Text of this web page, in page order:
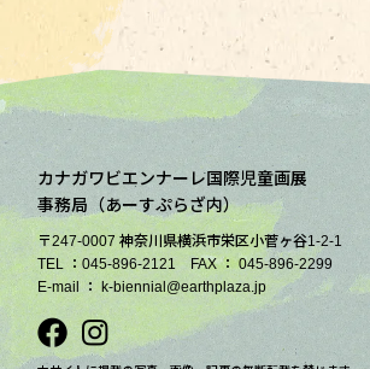
カナガワビエンナーレ国際児童画展
事務局（あーすぷらざ内）
〒247-0007 神奈川県横浜市栄区小菅ヶ谷1-2-1
TEL ：045-896-2121 FAX ： 045-896-2299
E-mail ： k-biennial@earthplaza.jp